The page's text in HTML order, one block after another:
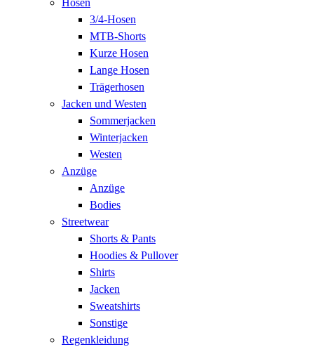
3/4-Hosen
MTB-Shorts
Kurze Hosen
Lange Hosen
Trägerhosen
Jacken und Westen
Sommerjacken
Winterjacken
Westen
Anzüge
Anzüge
Bodies
Streetwear
Shorts & Pants
Hoodies & Pullover
Shirts
Jacken
Sweatshirts
Sonstige
Regenkleidung